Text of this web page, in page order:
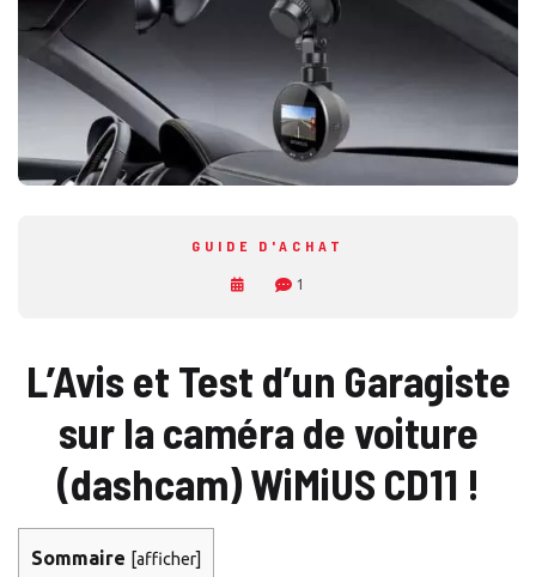
GUIDE D'ACHAT
1
L’Avis et Test d’un Garagiste
sur la caméra de voiture
(dashcam) WiMiUS CD11 !
Sommaire [afficher]